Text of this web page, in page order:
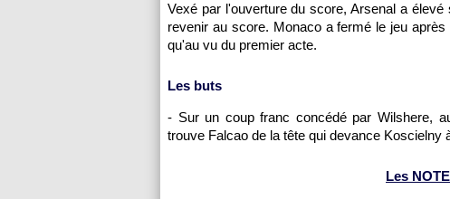
Vexé par l'ouverture du score, Arsenal a
revenir au score. Monaco a fermé le jeu
qu'au vu du premier acte.
Les buts
- Sur un coup franc concédé par Wilshere,
trouve Falcao de la tête qui devance Koscielny
Les